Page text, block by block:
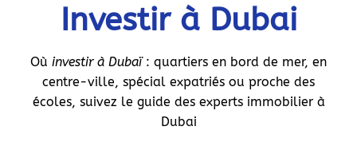
Investir à Dubai
Où investir à Dubaï: quartiers en bord de mer, en
centre-ville, spécial expatriés ou proche des
écoles, suivez le guide des experts immobilier à
Dubai